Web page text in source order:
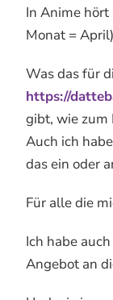
In Anime
Monat =
Was das für
https://
gibt, wie zum
Auch ich
das ein oder
Für alle die
Ich habe
Angebot an